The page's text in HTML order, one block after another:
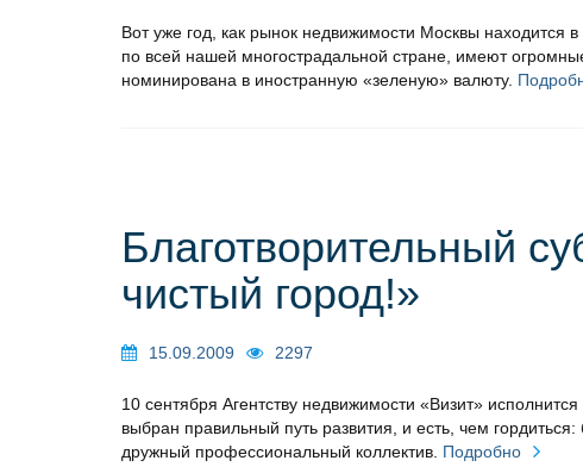
Вот уже год, как рынок недвижимости Москвы находится
по всей нашей многострадальной стране, имеют
номинирована в иностранную «зеленую» валюту.
Благотворительный
чистый город!»
15.09.2009 2297
10 сентября Агентству недвижимости «Визит»
выбран правильный путь развития, и есть, чем
дружный профессиональный коллектив. Подробно